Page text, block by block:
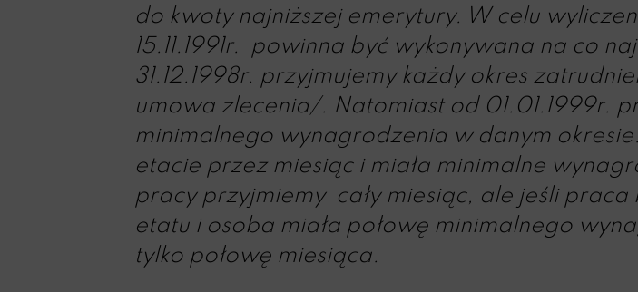
do kwoty najniższej emerytury. W celu
15.11.1991r. powinna być wykonywana na co
31.12.1998r. przyjmujemy każdy okres
umowa zlecenia/. Natomiast od 01.01.1999r.
minimalnego wynagrodzenia w danym
etacie przez miesiąc i miała minimalne
pracy przyjmiemy cały miesiąc, ale jeśli
etatu i osoba miała połowę minimalnego
tylko połowę miesiąca.